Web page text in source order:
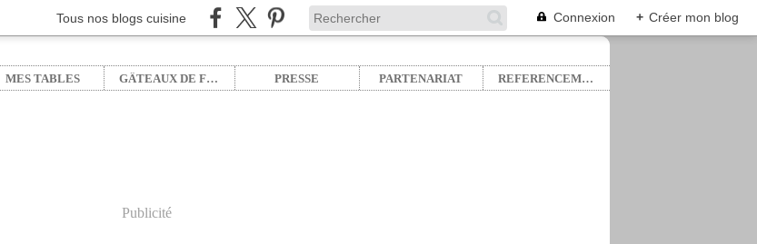
Tous nos blogs cuisine Connexion + Créer mon blog
MES TABLES GÂTEAUX DE FÊTE PRESSE PARTENARIAT REFERENCEMENT
Publicité